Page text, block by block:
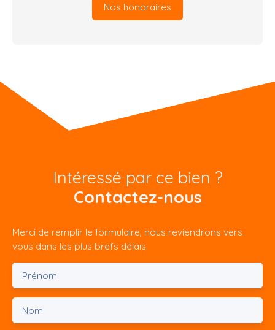
Nos honoraires
Intéressé par ce bien ?
Contactez-nous
Merci de remplir le formulaire, nous reviendrons vers
vous dans les plus brefs délais.
Prénom
Nom